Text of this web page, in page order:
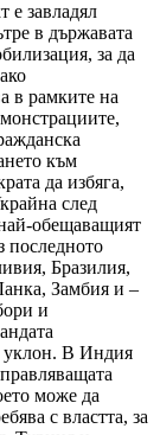
е завладял
в държавата
за да
в рамките на
към
да избяга,
след
обещаващият
последното
Бразилия,
Замбия и –
и
уклон. В Индия
може да
с властта, за